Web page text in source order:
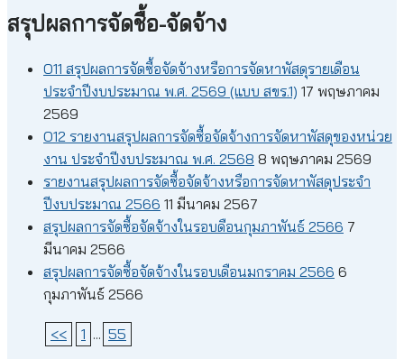
สรุปผลการจัดชื้อ-จัดจ้าง
O11 สรุปผลการจัดซื้อจัดจ้างหรือการจัดหาพัสดุรายเดือน
ประจำปีงบประมาณ พ.ศ. 2569 (แบบ สขร.1) 17 พฤษภาคม
2569
O12 รายงานสรุปผลการจัดซื้อจัดจ้างการจัดหาพัสดุของหน่วย
งาน ประจำปีงบประมาณ พ.ศ. 2568 8 พฤษภาคม 2569
รายงานสรุปผลการจัดซื้อจัดจ้างหรือการจัดหาพัสดุประจำ
ปีงบประมาณ 2566 11 มีนาคม 2567
สรุปผลการจัดซื้อจัดจ้างในรอบดือนกุมภาพันธ์ 2566 7
มีนาคม 2566
สรุปผลการจัดซื้อจัดจ้างในรอบเดือนมกราคม 2566 6
กุมภาพันธ์ 2566
<< 1 ... 55